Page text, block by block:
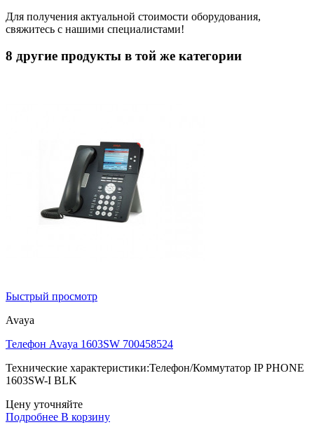
Для получения актуальной стоимости оборудования,
свяжитесь с нашими специалистами!
8 другие продукты в той же категории
Быстрый просмотр
Avaya
Телефон Avaya 1603SW 700458524
Технические характеристики:Телефон/Коммутатор IP PHONE
1603SW-I BLK
Цену уточняйте
Подробнее В корзину